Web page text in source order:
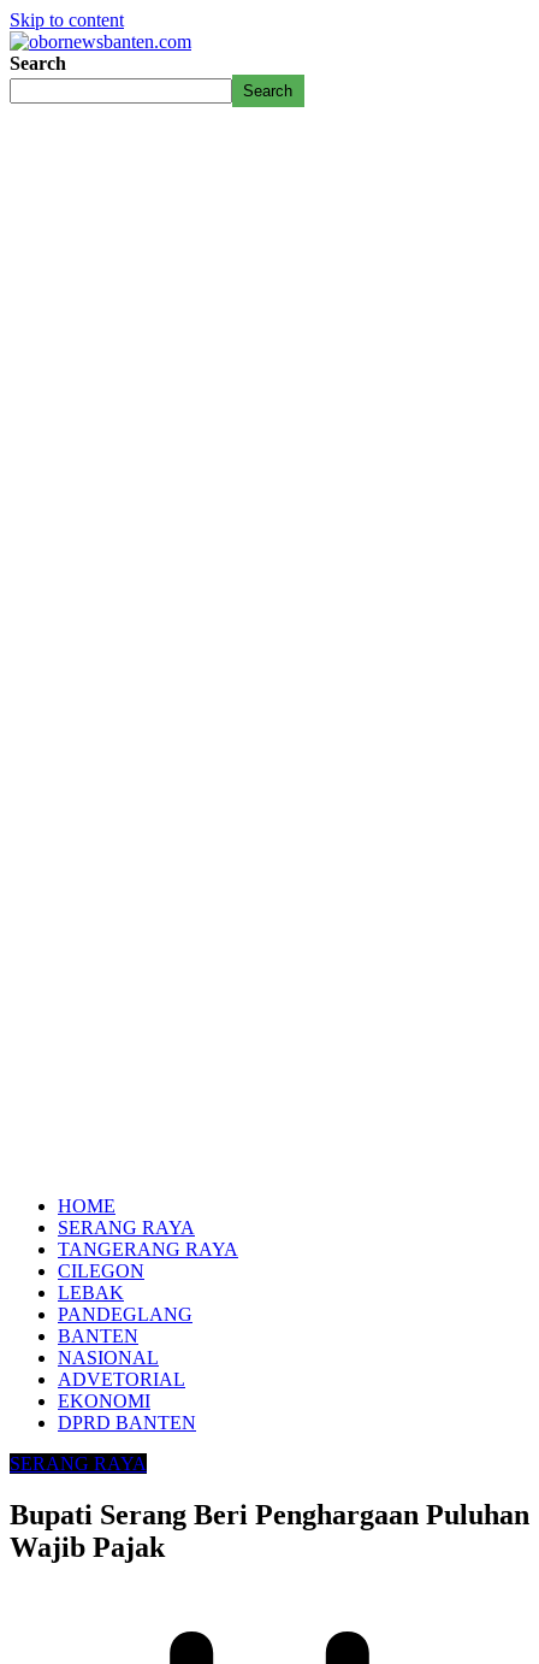
Skip to content
Search
Search
HOME
SERANG RAYA
TANGERANG RAYA
CILEGON
LEBAK
PANDEGLANG
BANTEN
NASIONAL
ADVETORIAL
EKONOMI
DPRD BANTEN
SERANG RAYA
Bupati Serang Beri Penghargaan Puluhan
Wajib Pajak